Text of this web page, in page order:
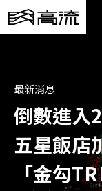
最新消息
倒數進入
五星飯店
「金勾